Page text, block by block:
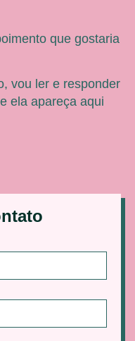
que gostaria
vou ler e responder
ela apareça aqui